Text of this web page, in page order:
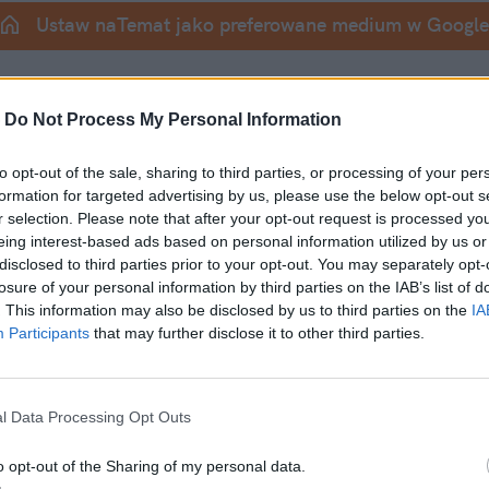
Do Not Process My Personal Information
opt-out of the sale, sharing to third parties, or processing of your
for targeted advertising by us, please use the below opt-out
selection. Please note that after your opt-out request is processed
interest-based ads based on personal information utilized by us
to third parties prior to your opt-out. You may separately
of your personal information by third parties on the IAB’s list of
This information may also be disclosed by us to third parties on the
Participants that may further disclose it to other third parties.
Data Processing Opt Outs
opt-out of the Sharing of my personal data.
Ustaw naTemat jako preferowane medium w Google
scenariusz politycznego upadku
niż to, co dzieje się dziś. Najpierw
o nieprawidłowościach dużo wcześniej,